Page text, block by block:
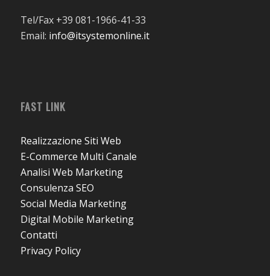
Tel/Fax +39 081-1966-41-33
Email: info@itsystemonline.it
FAST LINK
Realizzazione Siti Web
E-Commerce Multi Canale
Analisi Web Marketing
Consulenza SEO
Social Media Marketing
Digital Mobile Marketing
Contatti
Privacy Policy